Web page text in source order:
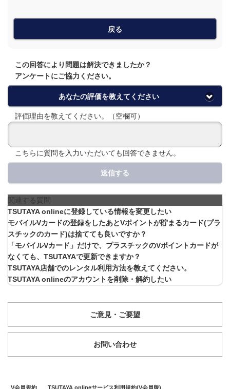
戻る
この回答により問題は解決できましたか？
アンケートにご協力ください。
あなたの評価を教えてください
評価理由を教えてください。（空欄可）
こちらに質問を入力いただいても回答できません。
送信する
関連する質問
TSUTAYA onlineに登録している情報を変更したい
モバイルVカードの登録をしたあとVポイントが貯まるカード(プラ
スチックのカード)は捨てても良いですか？
「モバイルVカード」だけで、プラスチックのVポイントカードが
なくても、TSUTAYAで更新できますか？
TSUTAYA店舗でのレンタル利用方法を教えてください。
TSUTAYA onlineのアカウントを削除・解約したい
ご意見・ご要望
お問い合わせ
V会員規約 TSUTAYA onlineサービス利用規約(V会員版)